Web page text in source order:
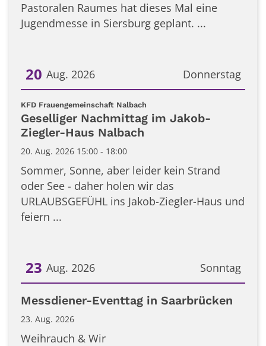
Pastoralen Raumes hat dieses Mal eine
Jugendmesse in Siersburg geplant. ...
Donnerstag
20 Aug. 2026
Datum: 20. August 2026
KFD Frauengemeinschaft Nalbach
Geselliger Nachmittag im Jakob-
Ziegler-Haus Nalbach
20. Aug. 2026 15:00 - 18:00
Sommer, Sonne, aber leider kein Strand
oder See - daher holen wir das
URLAUBSGEFÜHL ins Jakob-Ziegler-Haus und
feiern ...
Sonntag
23 Aug. 2026
Datum: 23. August 2026
Messdiener-Eventtag in Saarbrücken
23. Aug. 2026
Weihrauch & Wir